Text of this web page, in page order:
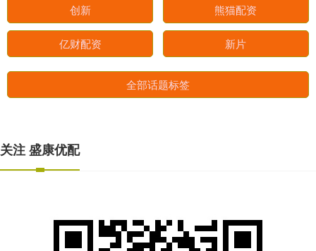
创新 熊猫配资
亿财配资 新片
全部话题标签
关注 盛康优配